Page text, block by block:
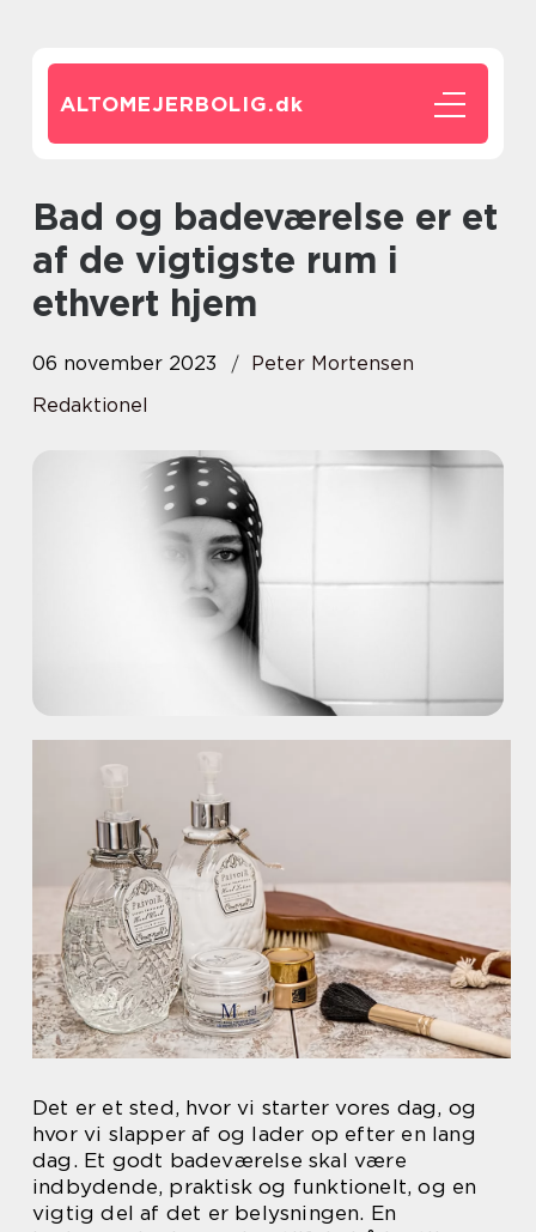
ALTOMEJERBOLIG.dk
Bad og badeværelse er et
af de vigtigste rum i
ethvert hjem
06 november 2023
Peter Mortensen
Redaktionel
Det er et sted, hvor vi starter vores dag, og
hvor vi slapper af og lader op efter en lang
dag. Et godt badeværelse skal være
indbydende, praktisk og funktionelt, og en
vigtig del af det er belysningen. En